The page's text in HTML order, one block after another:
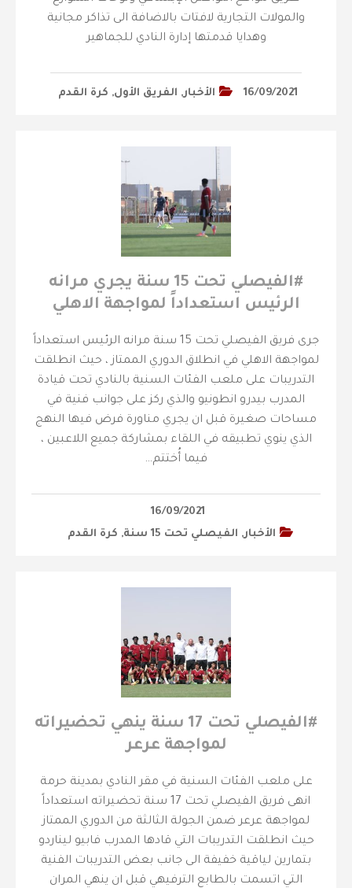
والمولات التجارية لافتات بالاضافة الى تذاكر مجانية
وهدايا قدمتها إدارة النادي للجماهير
16/09/2021 الأخبار, الفريق الأول, كرة القدم
‫#الفيصلي‬⁩ تحت 15 سنة يجري مرانه
الرئيس استعداداً لمواجهة الاهلي
جرى فريق الفيصلي تحت 15 سنة مرانه الرئيس استعداداً
لمواجهة الاهلي في انطلاق الدوري الممتاز ، حيث انطلقت
التدريبات على ملعب الفئات السنية بالنادي تحت قيادة
المدرب بيدرو انطونيو والذي ركز على جوانب فنية في
مساحات صغيرة قبل ان يجري مناورة فرض فيها النهج
الذي ينوي تطبيقه في اللقاء بمشاركة جميع اللاعبين ،
فيما أُختتم…
16/09/2021
الأخبار, الفيصلي‬⁩ تحت 15 سنة , كرة القدم
#الفيصلي‬⁩ تحت 17 سنة ينهي تحضيراته
لمواجهة عرعر
على ملعب الفئات السنية في مقر النادي بمدينة حرمة
انهى فريق الفيصلي تحت 17 سنة تحضيراته استعداداً
لمواجهة عرعر ضمن الجولة الثالثة من الدوري الممتاز
حيث انطلقت التدريبات التي قادها المدرب فابيو ليناردو
بتمارين لياقية خفيفة الى جانب بعض التدريبات الفنية
التي اتسمت بالطابع الترفيهي قبل ان ينهي المران